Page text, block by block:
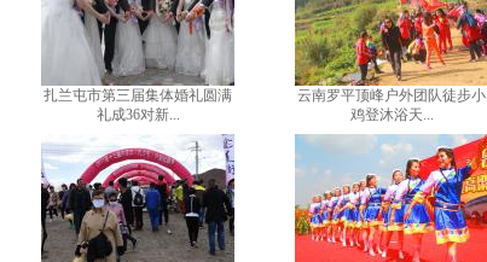
扎兰屯市第三届集体婚礼圆满
礼成36对新...
云南罗平顶峰户外团队徒步小
鸡登沐浴天...